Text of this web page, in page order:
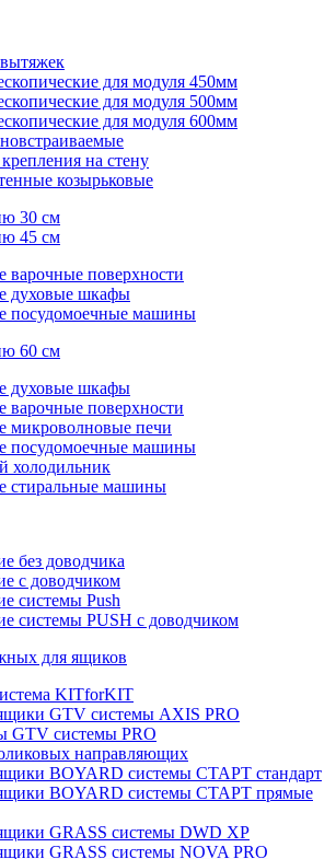
для модуля 450мм
для модуля 500мм
для модуля 600мм
на стену
козырьковые
30 см
45 см
варочные поверхности
духовые шкафы
посудомоечные машины
60 см
духовые шкафы
варочные поверхности
микроволновые печи
посудомоечные машины
холодильник
стиральные машины
без доводчика
с доводчиком
системы Push
системы PUSH с доводчиком
для ящиков
KITforKIT
GTV системы AXIS PRO
GTV системы PRO
направляющих
BOYARD системы СТАРТ стандарт
BOYARD системы СТАРТ прямые
GRASS системы DWD XP
GRASS системы NOVA PRO